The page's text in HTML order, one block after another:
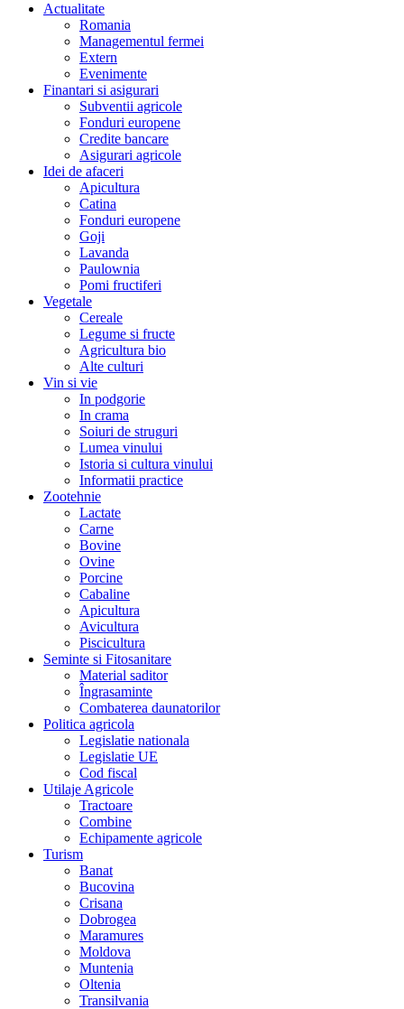
Actualitate
Romania
Managementul fermei
Extern
Evenimente
Finantari si asigurari
Subventii agricole
Fonduri europene
Credite bancare
Asigurari agricole
Idei de afaceri
Apicultura
Catina
Fonduri europene
Goji
Lavanda
Paulownia
Pomi fructiferi
Vegetale
Cereale
Legume si fructe
Agricultura bio
Alte culturi
Vin si vie
In podgorie
In crama
Soiuri de struguri
Lumea vinului
Istoria si cultura vinului
Informatii practice
Zootehnie
Lactate
Carne
Bovine
Ovine
Porcine
Cabaline
Apicultura
Avicultura
Piscicultura
Seminte si Fitosanitare
Material saditor
Îngrasaminte
Combaterea daunatorilor
Politica agricola
Legislatie nationala
Legislatie UE
Cod fiscal
Utilaje Agricole
Tractoare
Combine
Echipamente agricole
Turism
Banat
Bucovina
Crisana
Dobrogea
Maramures
Moldova
Muntenia
Oltenia
Transilvania